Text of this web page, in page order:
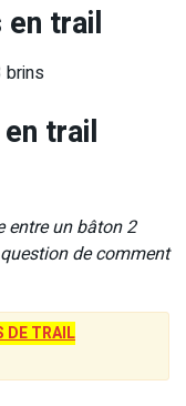
en trail
brins
trail
entre un bâton 2
de comment
DE TRAIL